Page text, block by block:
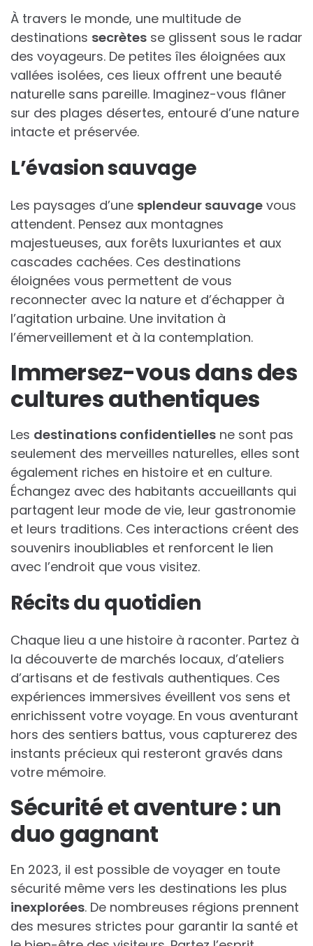
À travers le monde, une multitude de
destinations secrètes se glissent sous le radar
des voyageurs. De petites îles éloignées aux
vallées isolées, ces lieux offrent une beauté
naturelle sans pareille. Imaginez-vous flâner
sur des plages désertes, entouré d’une nature
intacte et préservée.
L’évasion sauvage
Les paysages d’une splendeur sauvage vous
attendent. Pensez aux montagnes
majestueuses, aux forêts luxuriantes et aux
cascades cachées. Ces destinations
éloignées vous permettent de vous
reconnecter avec la nature et d’échapper à
l’agitation urbaine. Une invitation à
l’émerveillement et à la contemplation.
Immersez-vous dans des
cultures authentiques
Les destinations confidentielles ne sont pas
seulement des merveilles naturelles, elles sont
également riches en histoire et en culture.
Échangez avec des habitants accueillants qui
partagent leur mode de vie, leur gastronomie
et leurs traditions. Ces interactions créent des
souvenirs inoubliables et renforcent le lien
avec l’endroit que vous visitez.
Récits du quotidien
Chaque lieu a une histoire à raconter. Partez à
la découverte de marchés locaux, d’ateliers
d’artisans et de festivals authentiques. Ces
expériences immersives éveillent vos sens et
enrichissent votre voyage. En vous aventurant
hors des sentiers battus, vous capturerez des
instants précieux qui resteront gravés dans
votre mémoire.
Sécurité et aventure : un
duo gagnant
En 2023, il est possible de voyager en toute
sécurité même vers les destinations les plus
inexplorées. De nombreuses régions prennent
des mesures strictes pour garantir la santé et